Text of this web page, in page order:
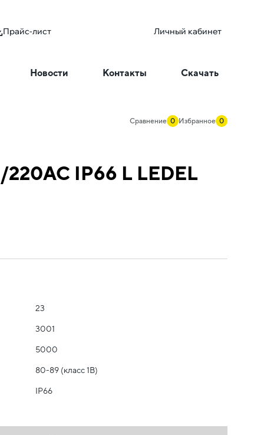
Прайс-лист Личный кабинет
Новости Контакты Скачать
Сравнение 0 Избранное 0
IP66 L LEDEL
23
3001
5000
80-89 (класс 1B)
IP66